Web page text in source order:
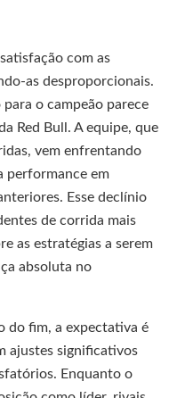
com as
as desproporcionais.
o campeão parece
Red Bull. A equipe, que
vem enfrentando
performance em
Esse declínio
de corrida mais
as estratégias a serem
absoluta no
do fim, a expectativa é
ajustes significativos
Enquanto o